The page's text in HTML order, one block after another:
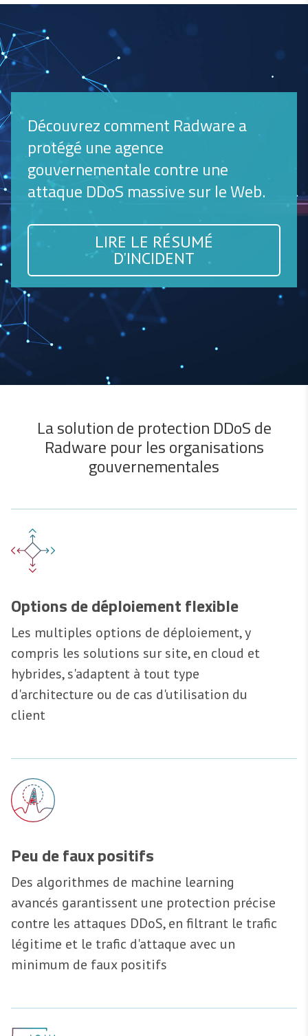
Découvrez comment Radware a
protégé une agence
gouvernementale contre une
attaque DDoS massive sur le Web.
LIRE LE RÉSUMÉ
D'INCIDENT
La solution de protection DDoS de
Radware pour les organisations
gouvernementales
Options de déploiement flexible
Les multiples options de déploiement, y
compris les solutions sur site, en cloud et
hybrides, s'adaptent à tout type
d'architecture ou de cas d'utilisation du
client
Peu de faux positifs
Des algorithmes de machine learning
avancés garantissent une protection précise
contre les attaques DDoS, en filtrant le trafic
légitime et le trafic d'attaque avec un
minimum de faux positifs